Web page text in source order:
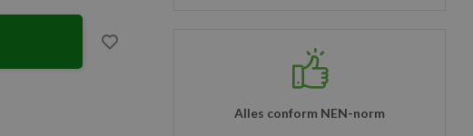
Alles conform NEN-norm